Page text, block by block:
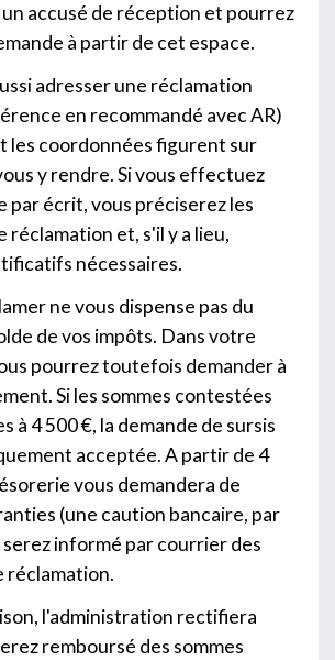
accusé de réception et pourrez
à partir de cet espace.
adresser une réclamation
en recommandé avec AR)
les coordonnées figurent sur
y rendre. Si vous effectuez
par écrit, vous préciserez les
réclamation et, s'il y a lieu,
nécessaires.
ne vous dispense pas du
de vos impôts. Dans votre
pourrez toutefois demander à
Si les sommes contestées
à 4 500 €, la demande de sursis
acceptée. A partir de 4
vous demandera de
(une caution bancaire, par
serez informé par courrier des
réclamation.
l'administration rectifiera
remboursé des sommes